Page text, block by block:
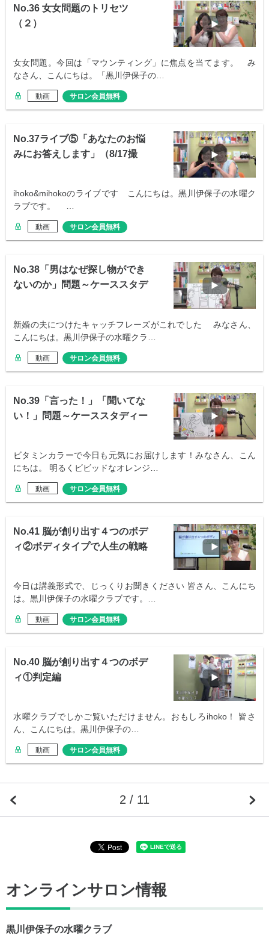
No.36 女女問題のトリセツ
（２）
女女問題。今回は「マウンティング」に焦点を当てます。 み
なさん、こんにちは。「黒川伊保子の…
動画 サロン会員無料
No.37ライブ⑤「あなたのお悩
みにお答えします」（8/17撮
ihoko&mihokoのライブです こんにちは。黒川伊保子の水曜ク
ラブです。 …
動画 サロン会員無料
No.38「男はなぜ探し物ができ
ないのか」問題～ケーススタデ
新婚の夫につけたキャッチフレーズがこれでした みなさん、
こんにちは。黒川伊保子の水曜クラ…
動画 サロン会員無料
No.39「言った！」「聞いてな
い！」問題～ケーススタディー
ビタミンカラーで今日も元気にお届けします！みなさん、こん
にちは。 明るくビビッドなオレンジ…
動画 サロン会員無料
No.41 脳が創り出す４つのボデ
ィ②ボディタイプで人生の戦略
今日は講義形式で、じっくりお聞きください 皆さん、こんにち
は。黒川伊保子の水曜クラブです。…
動画 サロン会員無料
No.40 脳が創り出す４つのボデ
ィ①判定編
水曜クラブでしかご覧いただけません。おもしろihoko！ 皆さ
ん、こんにちは。黒川伊保子の…
動画 サロン会員無料
2 / 11
オンラインサロン情報
黒川伊保子の水曜クラブ